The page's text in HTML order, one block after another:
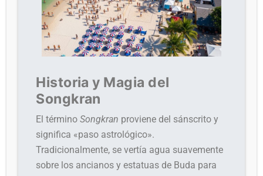
Historia y Magia del
Songkran
El términoSongkran proviene del sánscrito y
significa «paso astrológico».
Tradicionalmente, se vertía agua suavemente
sobre los ancianos y estatuas de Buda para